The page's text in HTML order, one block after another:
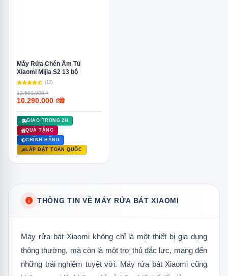
Máy Rửa Chén Âm Tủ
Xiaomi Mijia S2 13 bộ
(12)
13.590.000 ₫
10.290.000 ₫
GIAO TRONG 2H
QUÀ TẶNG
CHÍNH HÃNG
LẮP ĐẶT TOÀN QUỐC
THÔNG TIN VỀ MÁY RỬA BÁT XIAOMI
Máy rửa bát Xiaomi không chỉ là một thiết bị gia dụng
thông thường, mà còn là một trợ thủ đắc lực, mang đến
những trải nghiệm tuyệt vời. Máy rửa bát Xiaomi cũng